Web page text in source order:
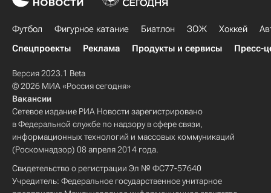
Футбол Фигурное катание Биатлон ЗОЖ Хоккей
Спецпроекты
Реклама Продукты и сервисы Пресс-
Версия 2023.1 Beta
© 2026 МИА «Россия сегодня»
Вакансии
Сетевое издание РИА Новости зарегистрировано
в Федеральной службе по надзору в сфере связи,
информационных технологий и массовых коммуникаций
(Роскомнадзор) 08 апреля 2014 года.
Свидетельство о регистрации Эл № ФС77-57640
Учредитель: Федеральное государственное унитарное